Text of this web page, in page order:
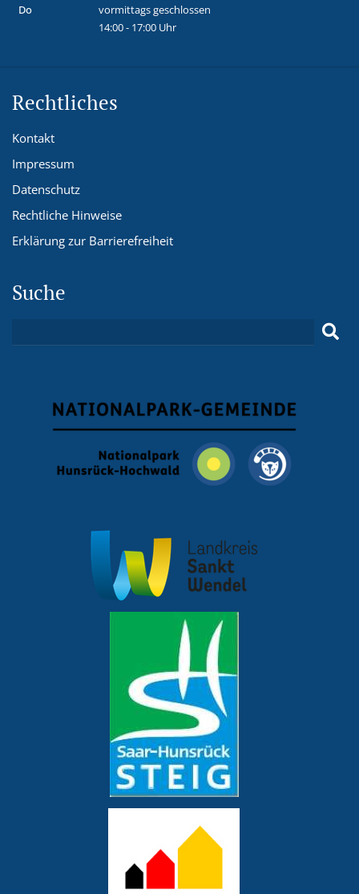
Do
vormittags geschlossen
14:00 - 17:00 Uhr
Rechtliches
Kontakt
Impressum
Datenschutz
Rechtliche Hinweise
Erklärung zur Barrierefreiheit
Suche